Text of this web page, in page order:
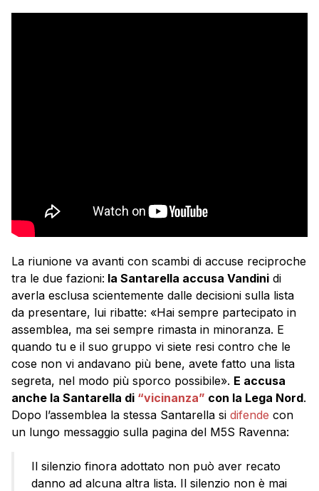
La riunione va avanti con scambi di accuse reciproche
tra le due fazioni: la Santarella accusa Vandini di
averla esclusa scientemente dalle decisioni sulla lista
da presentare, lui ribatte: «Hai sempre partecipato in
assemblea, ma sei sempre rimasta in minoranza. E
quando tu e il suo gruppo vi siete resi contro che le
cose non vi andavano più bene, avete fatto una lista
segreta, nel modo più sporco possibile». E accusa
anche la Santarella di “vicinanza” con la Lega Nord.
Dopo l’assemblea la stessa Santarella si difende con
un lungo messaggio sulla pagina del M5S Ravenna:
Il silenzio finora adottato non può aver recato
danno ad alcuna altra lista. Il silenzio non è mai